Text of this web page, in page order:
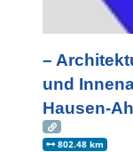
–
und
Hausen-
802.48 km